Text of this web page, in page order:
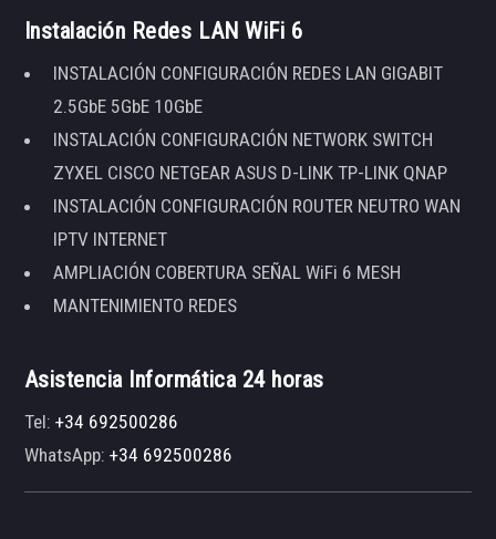
Instalación Redes LAN WiFi 6
INSTALACIÓN CONFIGURACIÓN REDES LAN GIGABIT
2.5GbE 5GbE 10GbE
INSTALACIÓN CONFIGURACIÓN NETWORK SWITCH
ZYXEL CISCO NETGEAR ASUS D-LINK TP-LINK QNAP
INSTALACIÓN CONFIGURACIÓN ROUTER NEUTRO WAN
IPTV INTERNET
AMPLIACIÓN COBERTURA SEÑAL WiFi 6 MESH
MANTENIMIENTO REDES
Asistencia Informática 24 horas
Tel:+34 692500286
WhatsApp:+34 692500286